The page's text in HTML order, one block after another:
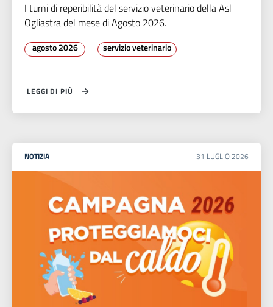
I turni di reperibilità del servizio veterinario della Asl
Ogliastra del mese di Agosto 2026.
agosto 2026 servizio veterinario
LEGGI DI PIÙ
NOTIZIA 31 LUGLIO 2026